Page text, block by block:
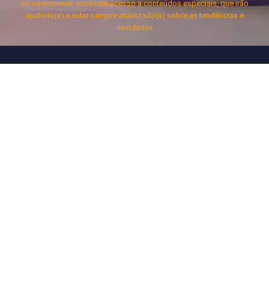
Ao se inscrever, você terá acesso a conteúdos especiais, que irão
ajudá-lo(a) a estar sempre atualizado(a) sobre as tendências e
novidades